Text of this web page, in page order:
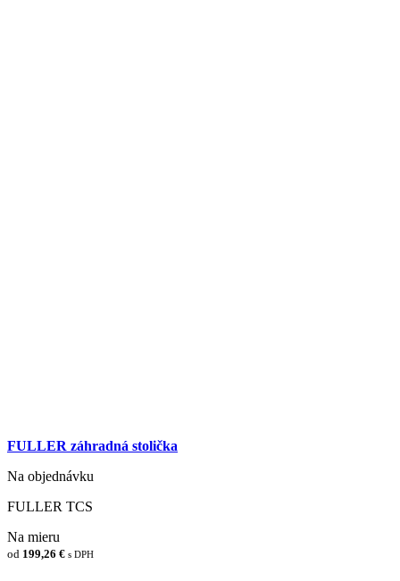
FULLER záhradná stolička
Na objednávku
FULLER TCS
Na mieru
od 199,26 € s DPH